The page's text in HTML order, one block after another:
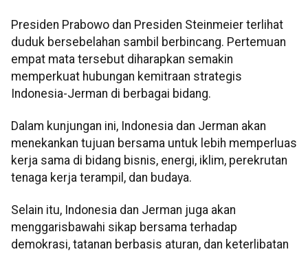
Presiden Prabowo dan Presiden Steinmeier terlihat
duduk bersebelahan sambil berbincang. Pertemuan
empat mata tersebut diharapkan semakin
memperkuat hubungan kemitraan strategis
Indonesia-Jerman di berbagai bidang.
Dalam kunjungan ini, Indonesia dan Jerman akan
menekankan tujuan bersama untuk lebih memperluas
kerja sama di bidang bisnis, energi, iklim, perekrutan
tenaga kerja terampil, dan budaya.
Selain itu, Indonesia dan Jerman juga akan
menggarisbawahi sikap bersama terhadap
demokrasi, tatanan berbasis aturan, dan keterlibatan